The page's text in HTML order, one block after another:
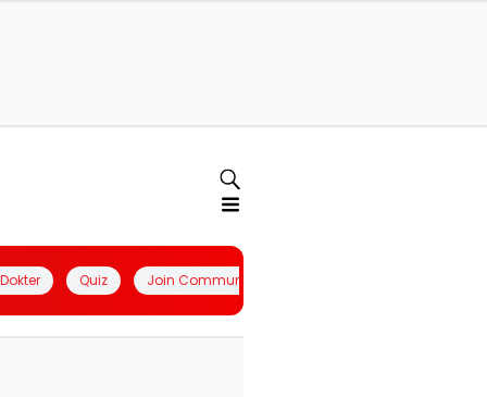
Quiz Join Community